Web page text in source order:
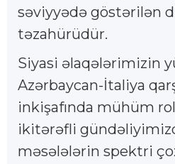
səviyyədə göstərilən
təzahürüdür.
Siyasi əlaqələrimizin
Azərbaycan-İtaliya
inkişafında mühüm
ikitərəfli
məsələlərin spektri